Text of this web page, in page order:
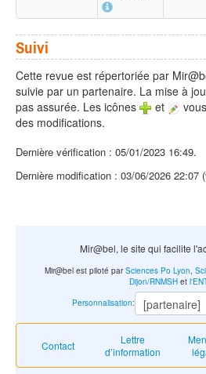
Suivi
Cette revue est répertoriée par
suivie par un partenaire. La mise à
pas assurée. Les icônes
et
des modifications.
Dernière vérification : 05/01/2023 16:49.
Dernière modification : 03/06/2026 22:07
Mir@bel, le site qui facilite
Contact
Lettre
d’information
Mir@bel est piloté parSciences Po Lyon,
Dijon/RNMSH et
Personnalisation: